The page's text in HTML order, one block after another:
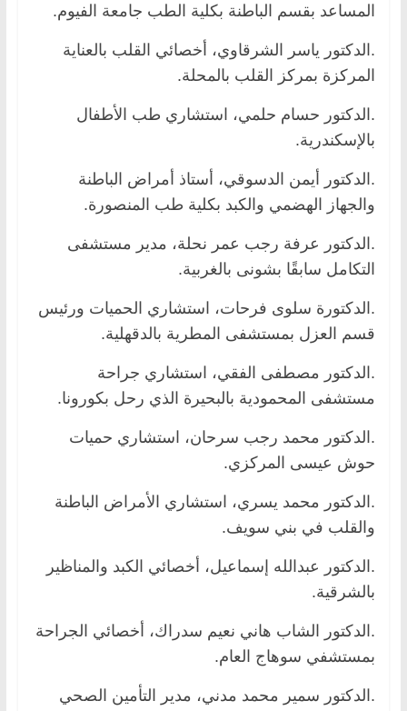
المساعد بقسم الباطنة بكلية الطب جامعة الفيوم.
.الدكتور ياسر الشرقاوي، أخصائي القلب بالعناية
المركزة بمركز القلب بالمحلة.
.الدكتور حسام حلمي، استشاري طب الأطفال
بالإسكندرية.
.الدكتور أيمن الدسوقي، أستاذ أمراض الباطنة
والجهاز الهضمي والكبد بكلية طب المنصورة.
.الدكتور عرفة رجب عمر نحلة، مدير مستشفى
التكامل سابقًا بشونى بالغربية.
.الدكتورة سلوى فرحات، استشاري الحميات ورئيس
قسم العزل بمستشفى المطرية بالدقهلية.
.الدكتور مصطفى الفقي، استشاري جراحة
مستشفى المحمودية بالبحيرة الذي رحل بكورونا.
.الدكتور محمد رجب سرحان، استشاري حميات
حوش عيسى المركزي.
.الدكتور محمد يسري، استشاري الأمراض الباطنة
والقلب في بني سويف.
.الدكتور عبدالله إسماعيل، أخصائي الكبد والمناظير
بالشرقية.
.الدكتور الشاب هاني نعيم سدراك، أخصائي الجراحة
بمستشفي سوهاج العام.
.الدكتور سمير محمد مدني، مدير التأمين الصحي